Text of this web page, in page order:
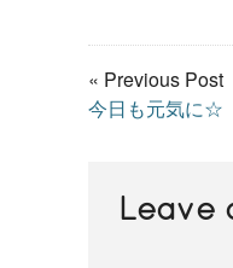
« Previous Post
今日も元気に☆
Leave